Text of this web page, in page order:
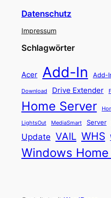
Datenschutz
Impressum
Schlagwörter
Acer Add-In Add-
Download Drive Extender
Home Server
LightsOut MediaSmart Server
Update VAIL WHS
Windows